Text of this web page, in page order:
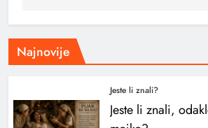
Najnovije
Jeste li znali?
Jeste li znali,